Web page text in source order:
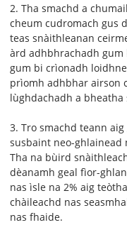
2. Tha smachd a
cheum cudromach gus
teas snàithleanan
àrd adhbhrachadh gum
gum bi crìonadh
prìomh adhbhar airson
lùghdachadh a bheatha
3. Tro smachd teann
susbaint neo-ghlainead
Tha na bùird
dèanamh geal fìor-
nas ìsle na 2% aig
chàileachd nas
nas fhaide.